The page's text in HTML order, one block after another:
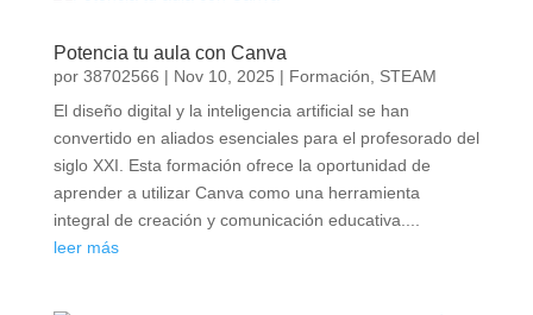
Potencia tu aula con Canva
por 38702566 | Nov 10, 2025 | Formación
STEAM
El diseño digital y la inteligencia artificial se han
convertido en aliados esenciales para el profesorado del
siglo XXI. Esta formación ofrece la oportunidad de
aprender a utilizar Canva como una herramienta
integral de creación y comunicación educativa....
leer más